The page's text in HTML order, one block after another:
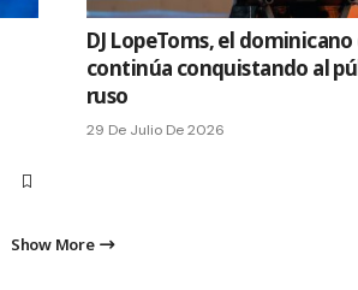
DJ LopeToms, el
continúa conquistando al
ruso
29 De Julio De 2026
Show More